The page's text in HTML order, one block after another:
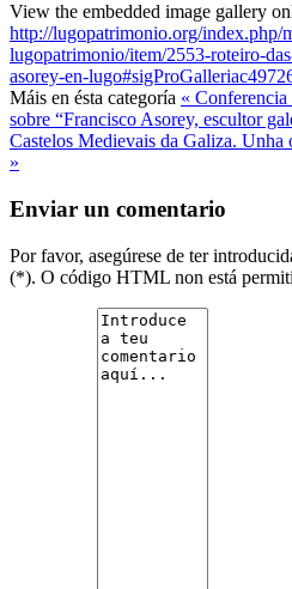
View the embedded image gallery
http://lugopatrimonio.org/index.php/
lugopatrimonio/item/2553-roteiro-
asorey-en-
Máis en ésta categoría «
sobre “Francisco Asorey, escultor
Castelos Medievais da Galiza.
»
Enviar un comentario
Por favor, asegúrese de ter
(*). O código HTML non está